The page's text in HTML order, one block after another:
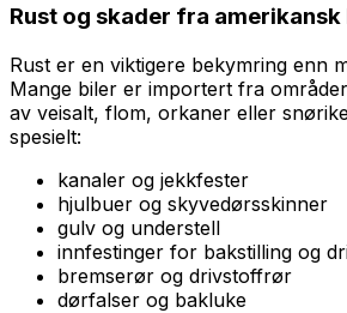
Rust og skader fra
Rust er en viktigere bekymring enn
Mange biler er importert fra
av veisalt, flom, orkaner eller
spesielt:
kanaler og jekkfester
hjulbuer og skyvedørsskinner
gulv og understell
innfestinger for bakstilling og
bremserør og drivstoffrør
dørfalser og bakluke